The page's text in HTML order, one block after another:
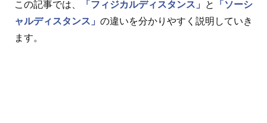
この記事では、 「フィジカルディスタンス」 と
「ソーシ
ャルディスタンス」 の違いを分かりやすく説明していき
ます。